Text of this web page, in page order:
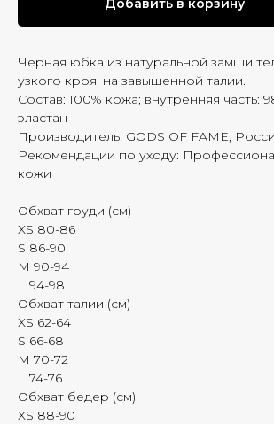
Добавить в корзину
Черная юбка из натуральной замши
узкого кроя, на завышенной талии.
Состав: 100% кожа; внутренняя часть:
эластан
Производитель: GODS OF FAME,
Рекомендации по уходу:
кожи
Обхват груди (см)
XS 80-86
S 86-90
M 90-94
L 94-98
Обхват талии (см)
XS 62-64
S 66-68
M 70-72
L 74-76
Обхват бедер (см)
XS 88-90